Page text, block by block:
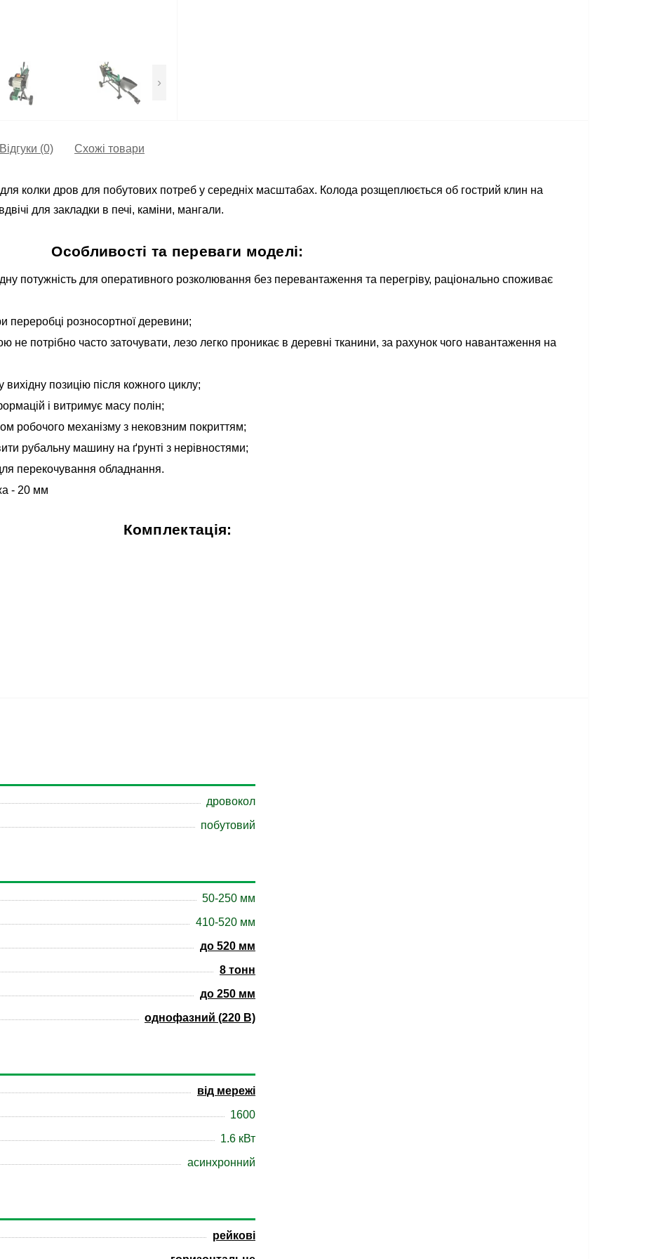
›
Відгуки (0) Схожі товари
колки дров для побутових потреб у середніх масштабах. Колода розщеплюється об гострий клин на
для закладки в печі, каміни, мангали.
Особливості та переваги моделі:
потужність для оперативного розколювання без перевантаження та перегріву, раціонально споживає
переробці розносортної деревини;
не потрібно часто заточувати, лезо легко проникає в деревні тканини, за рахунок чого навантаження на
позицію після кожного циклу;
і витримує масу полін;
робочого механізму з нековзним покриттям;
рубальну машину на ґрунті з нерівностями;
перекочування обладнання.
- 20 мм
Комплектація:
дровокол
побутовий
50-250 мм
410-520 мм
до 520 мм
8 тонн
до 250 мм
однофазний (220 В)
від мережі
1600
1.6 кВт
асинхронний
рейкові